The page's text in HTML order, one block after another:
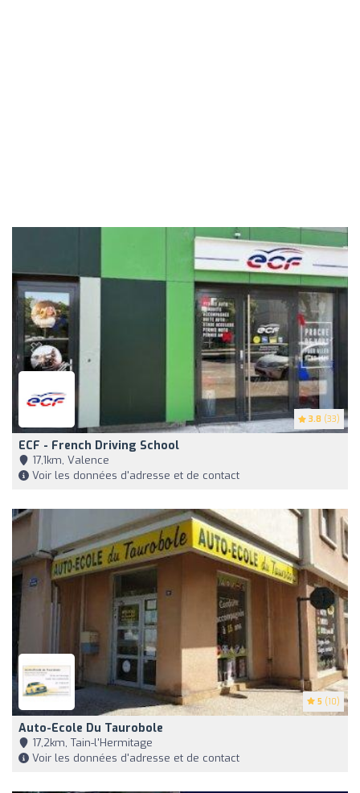
3.8 (33)
ECF - French Driving School
17,1km, Valence
Voir les données d'adresse et de contact
5 (10)
Auto-Ecole Du Taurobole
17,2km, Tain-l'Hermitage
Voir les données d'adresse et de contact